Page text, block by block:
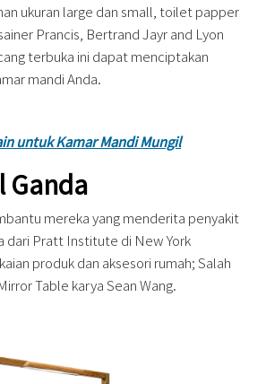
ukuran large dan small, toilet papper
Prancis, Bertrand Jayr and Lyon
terbuka ini dapat menciptakan
mandi Anda.
untuk Kamar Mandi Mungil
Ganda
mereka yang menderita penyakit
dari Pratt Institute di New York
produk dan aksesori rumah; Salah
Table karya Sean Wang.